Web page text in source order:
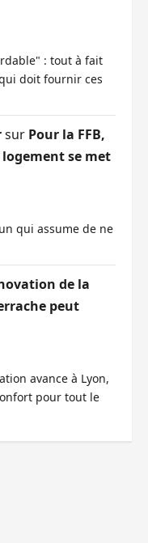
: tout à fait
doit fournir ces
sur Pour la FFB,
se met
qui assume de ne
de la
peut
avance à Lyon,
pour tout le